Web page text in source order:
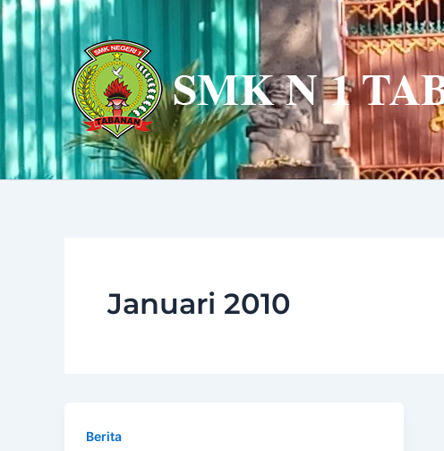
Lewati
ke
konten
Januari 2010
Berita